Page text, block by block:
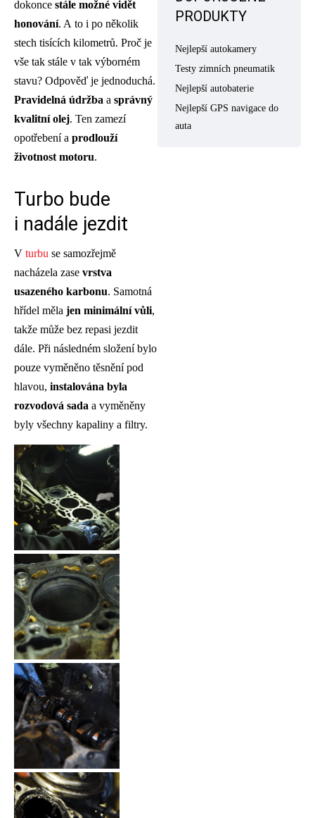
dokonce stále možné vidět
honování. A to i po několik
stech tisících kilometrů. Proč je
vše tak stále v tak výborném
stavu? Odpověď je jednoduchá.
Pravidelná údržba a správný
kvalitní olej. Ten zamezí
opotřebení a prodlouží
životnost motoru.
Turbo bude
i nadále jezdit
V turbu se samozřejmě
nacházela zase vrstva
usazeného karbonu. Samotná
hřídel měla jen minimální vůli,
takže může bez repasi jezdit
dále. Při následném složení bylo
pouze vyměněno těsnění pod
hlavou, instalována byla
rozvodová sada a vyměněny
byly všechny kapaliny a filtry.
PRODUKTY
Nejlepší autokamery
Testy zimních pneumatik
Nejlepší autobaterie
Nejlepší GPS navigace do
auta